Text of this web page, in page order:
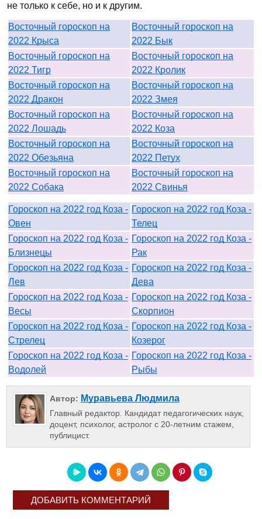
не только к себе, но и к другим.
Восточный гороскоп на
2022 Крыса
Восточный гороскоп на
2022 Бык
Восточный гороскоп на
2022 Тигр
Восточный гороскоп на
2022 Кролик
Восточный гороскоп на
2022 Дракон
Восточный гороскоп на
2022 Змея
Восточный гороскоп на
2022 Лошадь
Восточный гороскоп на
2022 Коза
Восточный гороскоп на
2022 Обезьяна
Восточный гороскоп на
2022 Петух
Восточный гороскоп на
2022 Собака
Восточный гороскоп на
2022 Свинья
Гороскоп на 2022 год Коза -
Овен
Гороскоп на 2022 год Коза -
Телец
Гороскоп на 2022 год Коза -
Близнецы
Гороскоп на 2022 год Коза -
Рак
Гороскоп на 2022 год Коза -
Лев
Гороскоп на 2022 год Коза -
Дева
Гороскоп на 2022 год Коза -
Весы
Гороскоп на 2022 год Коза -
Скорпион
Гороскоп на 2022 год Коза -
Стрелец
Гороскоп на 2022 год Коза -
Козерог
Гороскоп на 2022 год Коза -
Водолей
Гороскоп на 2022 год Коза -
Рыбы
Автор: Муравьева Людмила
Главный редактор. Кандидат педагогических наук,
доцент, психолог, астролог с 20-летним стажем,
публицист.
ДОБАВИТЬ КОММЕНТАРИЙ